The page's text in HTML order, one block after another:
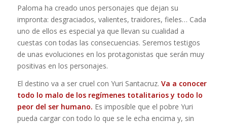
Paloma ha creado unos personajes que dejan su
impronta: desgraciados, valientes, traidores, fieles… Cada
uno de ellos es especial ya que llevan su cualidad a
cuestas con todas las consecuencias. Seremos testigos
de unas evoluciones en los protagonistas que serán muy
positivas en los personajes.
El destino va a ser cruel con Yuri Santacruz. Va a conocer
todo lo malo de los regímenes totalitarios y todo lo
peor del ser humano. Es imposible que el pobre Yuri
pueda cargar con todo lo que se le echa encima y, sin